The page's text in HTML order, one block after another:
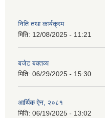
निति तथा कार्यक्रम
मिति: 12/08/2025 - 11:21
बजेट बक्तव्य
मिति: 06/29/2025 - 15:30
आर्थिक ऐन, २०८१
मिति: 06/19/2025 - 13:02